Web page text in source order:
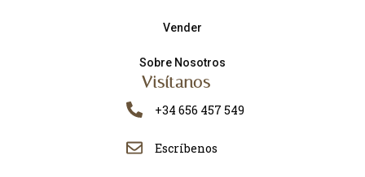
Vender
Sobre Nosotros
Visítanos
+34 656 457 549
Escríbenos